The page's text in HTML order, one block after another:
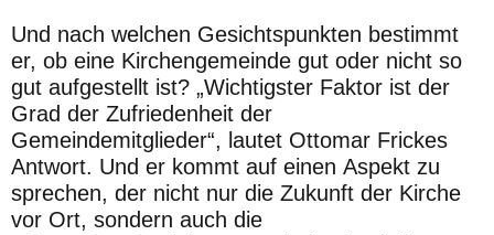
Und nach welchen Gesichtspunkten bestimmt
er, ob eine Kirchengemeinde gut oder nicht so
gut aufgestellt ist? „Wichtigster Faktor ist der
Grad der Zufriedenheit der
Gemeindemitglieder“, lautet Ottomar Frickes
Antwort. Und er kommt auf einen Aspekt zu
sprechen, der nicht nur die Zukunft der Kirche
vor Ort, sondern auch die